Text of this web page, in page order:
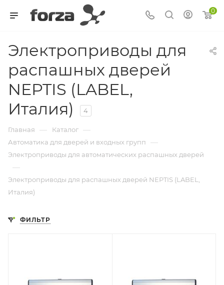
0
Электроприводы для
распашных дверей
NEPTIS (LABEL,
Италия)
4
Главная — Каталог —
Автоматика для дверей и входных групп —
Электроприводы для автоматических распашных дверей
—
Электроприводы для распашных дверей NEPTIS (LABEL,
Италия)
ФИЛЬТР